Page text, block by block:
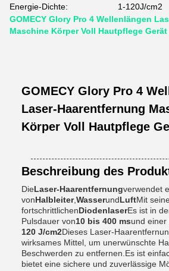
Energie-Dichte:
1-120J/cm2
GOMECY Glory Pro 4 Wellenlängen
Maschine Körper Voll Hautpflege Gerät
GOMECY Glory Pro 4
Laser-Haarentfernung
Körper Voll Hautpflege
Beschreibung des
DieLaser-Haarentfernungverwendet
vonHalbleiter,WasserundLuftMit
fortschrittlichenDiodenlaserEs ist in
Pulsdauer von10 bis 400 msund einer
120 J/cm2Dieses Laser-
wirksames Mittel, um unerwünschte
Beschwerden zu entfernen.Es ist
bietet eine sichere und zuverlässige